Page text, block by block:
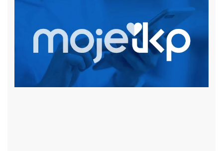
czytaj więcej